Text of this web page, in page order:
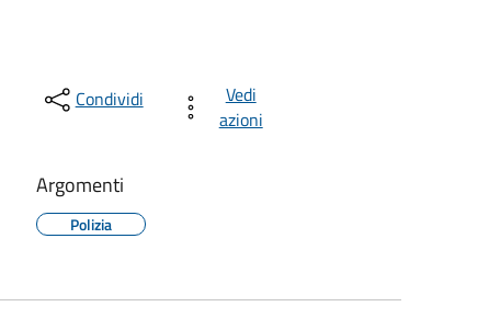
Condividi
Vedi
azioni
Argomenti
Polizia